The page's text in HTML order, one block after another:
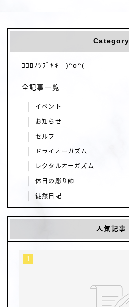
Category
ｺｺﾛﾉﾂﾌﾞﾔｷ )^o^(
全記事一覧
イベント
お知らせ
セルフ
ドライオーガズム
レクタルオーガズム
休日の彫り師
徒然日記
人気記事